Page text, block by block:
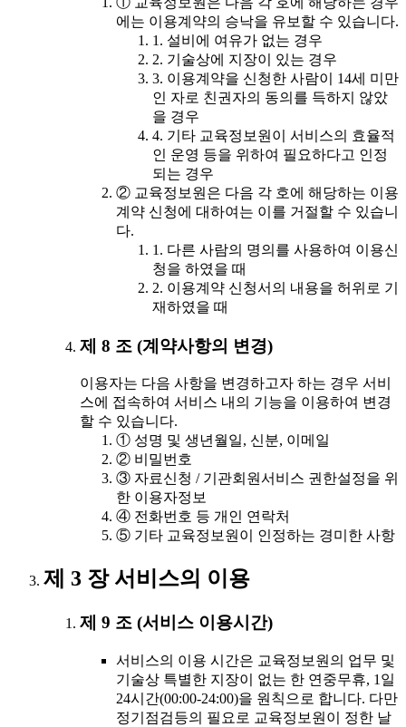
에는 이용계약의 승낙을 유보할 수 있습니다.
1. 설비에 여유가 없는 경우
2. 기술상에 지장이 있는 경우
3. 이용계약을 신청한 사람이 14세 미만
인 자로 친권자의 동의를 득하지 않았
을 경우
4. 기타 교육정보원이 서비스의 효율적
인 운영 등을 위하여 필요하다고 인정
되는 경우
② 교육정보원은 다음 각 호에 해당하는 이용
계약 신청에 대하여는 이를 거절할 수 있습니
다.
1. 다른 사람의 명의를 사용하여 이용신
청을 하였을 때
2. 이용계약 신청서의 내용을 허위로 기
재하였을 때
제 8 조 (계약사항의 변경)
이용자는 다음 사항을 변경하고자 하는 경우 서비
스에 접속하여 서비스 내의 기능을 이용하여 변경
할 수 있습니다.
① 성명 및 생년월일, 신분, 이메일
② 비밀번호
③ 자료신청 / 기관회원서비스 권한설정을 위
한 이용자정보
④ 전화번호 등 개인 연락처
⑤ 기타 교육정보원이 인정하는 경미한 사항
제 3 장 서비스의 이용
제 9 조 (서비스 이용시간)
서비스의 이용 시간은 교육정보원의 업무 및
기술상 특별한 지장이 없는 한 연중무휴, 1일
24시간(00:00-24:00)을 원칙으로 합니다. 다만
정기점검등의 필요로 교육정보원이 정한 날